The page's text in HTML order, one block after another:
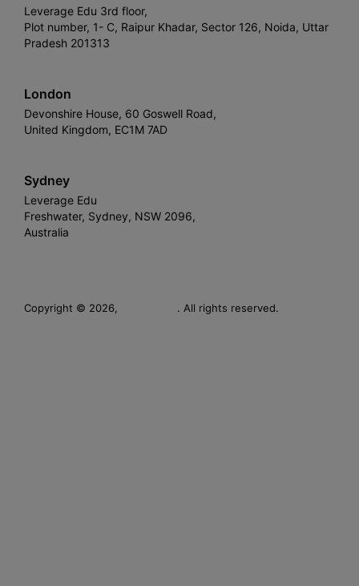
Leverage Edu 3rd floor,
Plot number, 1- C, Raipur Khadar, Sector 126, Noida, Uttar
Pradesh 201313
London
Devonshire House, 60 Goswell Road,
United Kingdom, EC1M 7AD
Sydney
Leverage Edu
Freshwater, Sydney, NSW 2096,
Australia
Copyright © 2026, . All rights reserved.